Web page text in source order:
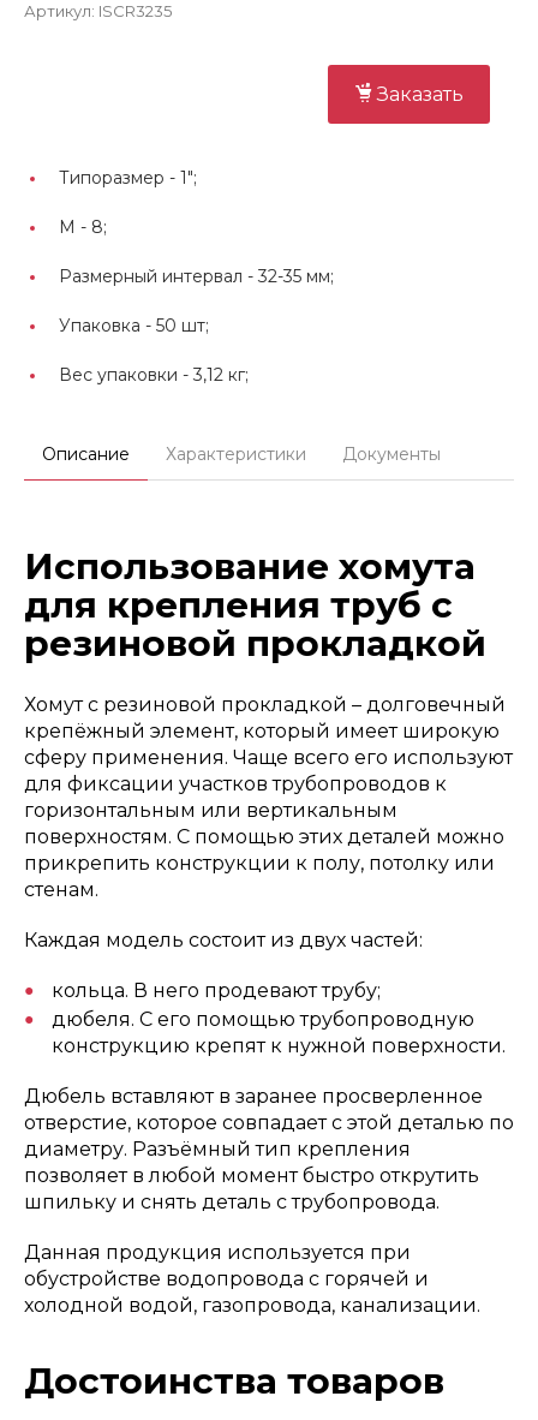
Артикул: ISCR3235
Заказать
Типоразмер - 1";
М - 8;
Размерный интервал - 32-35 мм;
Упаковка - 50 шт;
Вес упаковки - 3,12 кг;
Описание Характеристики Документы
Использование хомута
для крепления труб с
резиновой прокладкой
Хомут с резиновой прокладкой – долговечный
крепёжный элемент, который имеет широкую
сферу применения. Чаще всего его используют
для фиксации участков трубопроводов к
горизонтальным или вертикальным
поверхностям. С помощью этих деталей можно
прикрепить конструкции к полу, потолку или
стенам.
Каждая модель состоит из двух частей:
кольца. В него продевают трубу;
дюбеля. С его помощью трубопроводную
конструкцию крепят к нужной поверхности.
Дюбель вставляют в заранее просверленное
отверстие, которое совпадает с этой деталью по
диаметру. Разъёмный тип крепления
позволяет в любой момент быстро открутить
шпильку и снять деталь с трубопровода.
Данная продукция используется при
обустройстве водопровода с горячей и
холодной водой, газопровода, канализации.
Достоинства товаров